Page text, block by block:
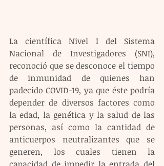
La científica Nivel I del Sistema
Nacional de Investigadores (SNI),
reconoció que se desconoce el tiempo
de inmunidad de quienes han
padecido COVID-19, ya que éste podría
depender de diversos factores como
la edad, la genética y la salud de las
personas, así como la cantidad de
anticuerpos neutralizantes que se
generen, los cuales tienen la